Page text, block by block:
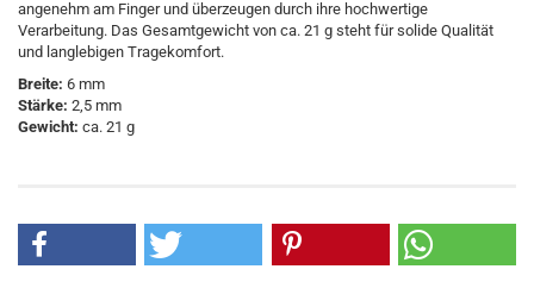
angenehm am Finger und überzeugen durch ihre hochwertige
Verarbeitung. Das Gesamtgewicht von ca. 21 g steht für solide Qualität
und langlebigen Tragekomfort.
Breite: 6 mm
Stärke: 2,5 mm
Gewicht: ca. 21 g